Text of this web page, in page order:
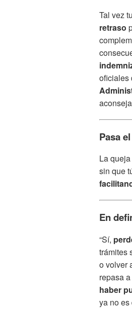
Tal vez
retraso
oficiales
Pasa
La
sin que
En
“Sí,
trámites
o volver
repasa
haber
ya no es